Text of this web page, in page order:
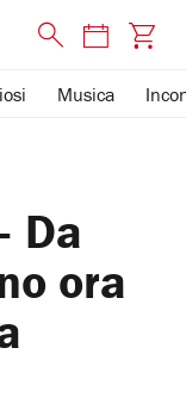
Musica
Da
ora